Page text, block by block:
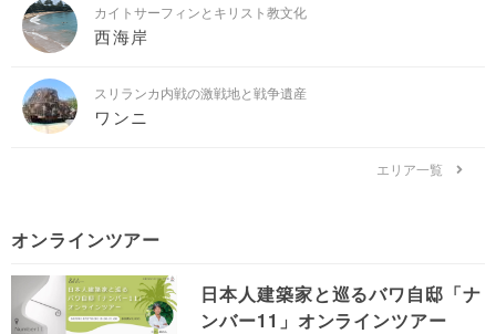
カイトサーフィンとキリスト教文化
西海岸
スリランカ内戦の激戦地と戦争遺産
ワンニ
エリア一覧
オンラインツアー
日本人建築家と巡るバワ自邸「ナ
ンバー11」オンラインツアー